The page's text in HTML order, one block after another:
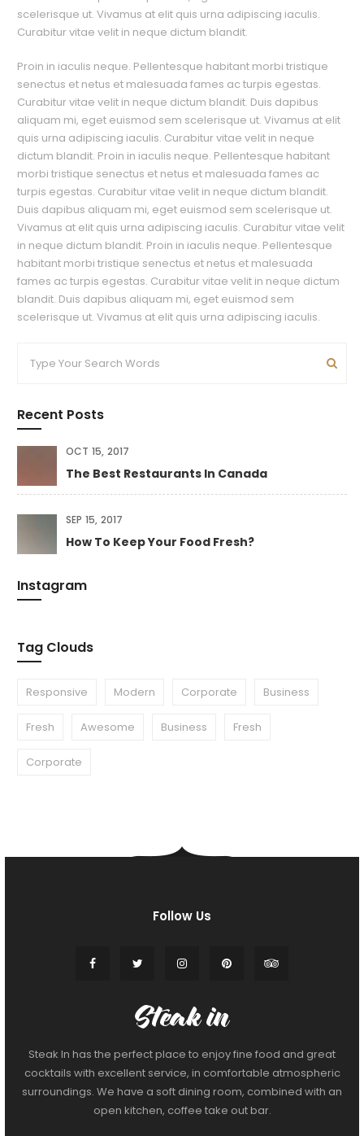
scelerisque ut. Vivamus at elit quis urna adipiscing iaculis.
Curabitur vitae velit in neque dictum blandit.
Proin in iaculis neque. Pellentesque habitant morbi tristique
senectus et netus et malesuada fames ac turpis egestas.
Curabitur vitae velit in neque dictum blandit. Duis dapibus
aliquam mi, eget euismod sem scelerisque ut. Vivamus at elit
quis urna adipiscing iaculis. Curabitur vitae velit in neque
dictum blandit. Proin in iaculis neque. Pellentesque habitant
morbi tristique senectus et netus et malesuada fames ac
turpis egestas. Curabitur vitae velit in neque dictum blandit.
Duis dapibus aliquam mi, eget euismod sem scelerisque ut.
Vivamus at elit quis urna adipiscing iaculis. Curabitur vitae velit
in neque dictum blandit. Proin in iaculis neque. Pellentesque
habitant morbi tristique senectus et netus et malesuada
fames ac turpis egestas. Curabitur vitae velit in neque dictum
blandit. Duis dapibus aliquam mi, eget euismod sem
scelerisque ut. Vivamus at elit quis urna adipiscing iaculis.
Recent Posts
OCT 15, 2017
The Best Restaurants In Canada
SEP 15, 2017
How To Keep Your Food Fresh?
Instagram
Tag Clouds
Responsive Modern Corporate Business
Fresh Awesome Business Fresh
Corporate
Follow Us
Steak In has the perfect place to enjoy fine food and great
cocktails with excellent service, in comfortable atmospheric
surroundings. We have a soft dining room, combined with an
open kitchen, coffee take out bar.